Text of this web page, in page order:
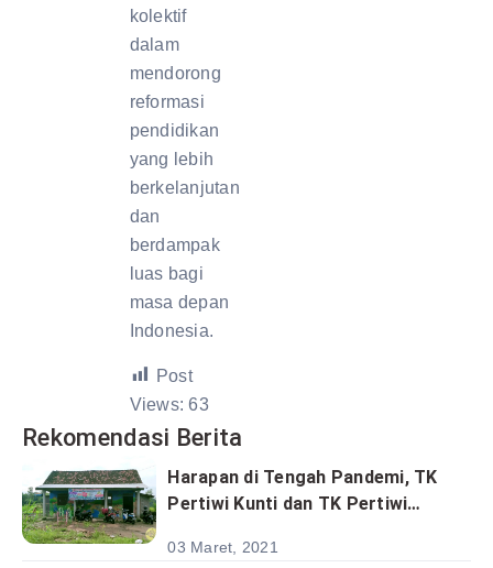
kolektif
dalam
mendorong
reformasi
pendidikan
yang lebih
berkelanjutan
dan
berdampak
luas bagi
masa depan
Indonesia.
Post
Views: 63
Rekomendasi Berita
Harapan di Tengah Pandemi, TK
Pertiwi Kunti dan TK Pertiwi
Semangat Baru bersama
03 Maret, 2021